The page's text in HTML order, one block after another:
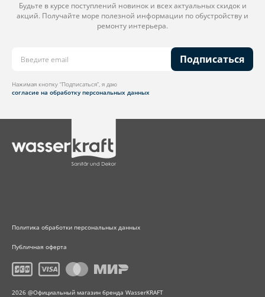
Будьте в курсе поступлений новинок и всех актуальных скидок и
акций. Получайте море полезной информации по обустройству и
ремонту интерьера.
Подписаться
Нажимая кнопку “Подписаться”, я даю
согласие на обработку персональных данных
Политика обработки персональных данных
Публичная оферта
2026 @Официальный магазин бренда WasserKRAFT